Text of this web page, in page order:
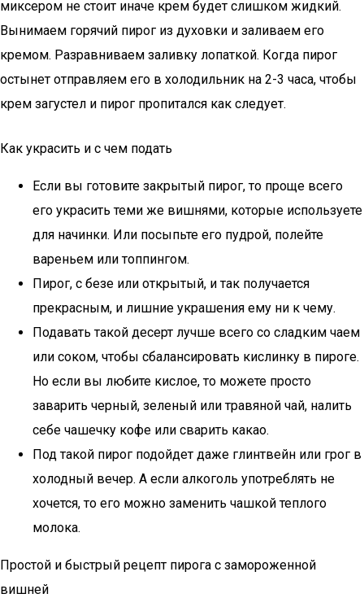
миксером не стоит иначе крем будет слишком жидкий.
Вынимаем горячий пирог из духовки и заливаем его
кремом. Разравниваем заливку лопаткой. Когда пирог
остынет отправляем его в холодильник на 2-3 часа, чтобы
крем загустел и пирог пропитался как следует.
Как украсить и с чем подать
Если вы готовите закрытый пирог, то проще всего
его украсить теми же вишнями, которые используете
для начинки. Или посыпьте его пудрой, полейте
вареньем или топпингом.
Пирог, с безе или открытый, и так получается
прекрасным, и лишние украшения ему ни к чему.
Подавать такой десерт лучше всего со сладким чаем
или соком, чтобы сбалансировать кислинку в пироге.
Но если вы любите кислое, то можете просто
заварить черный, зеленый или травяной чай, налить
себе чашечку кофе или сварить какао.
Под такой пирог подойдет даже глинтвейн или грог в
холодный вечер. А если алкоголь употреблять не
хочется, то его можно заменить чашкой теплого
молока.
Простой и быстрый рецепт пирога с замороженной
вишней